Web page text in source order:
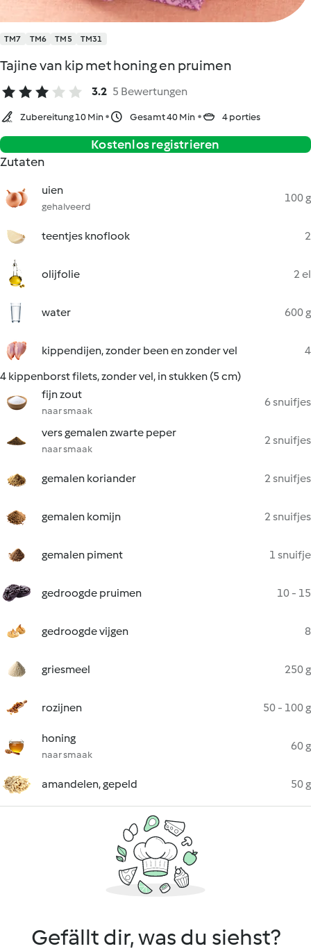
TM7 TM6 TM5 TM31
Tajine van kip met honing en pruimen
3.2 5 Bewertungen
Zubereitung 10 Min Gesamt 40 Min 4 porties
Kostenlos registrieren
Zutaten
uien
gehalveerd
100 g
teentjes knoflook 2
olijfolie 2 el
water 600 g
kippendijen, zonder been en zonder vel
4
4 kippenborst filets, zonder vel, in stukken (5 cm)
fijn zout
naar smaak
6 snuifjes
vers gemalen zwarte peper
naar smaak
2 snuifjes
gemalen koriander 2 snuifjes
gemalen komijn 2 snuifjes
gemalen piment 1 snuifje
gedroogde pruimen 10 - 15
gedroogde vijgen 8
griesmeel 250 g
rozijnen 50 - 100 g
honing
naar smaak
60 g
amandelen, gepeld 50 g
Gefällt dir, was du siehst?